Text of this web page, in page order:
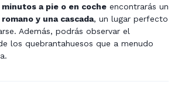
minutos a pie o en coche encontrarás un
y una cascada, un lugar perfecto
Además, podrás observar el
los quebrantahuesos que a menudo